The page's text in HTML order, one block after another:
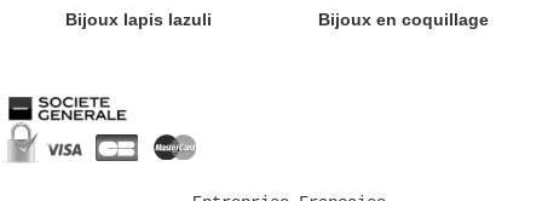
Bijoux lapis lazuli Bijoux en coquillage